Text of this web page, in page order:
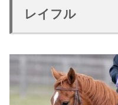
レイフル